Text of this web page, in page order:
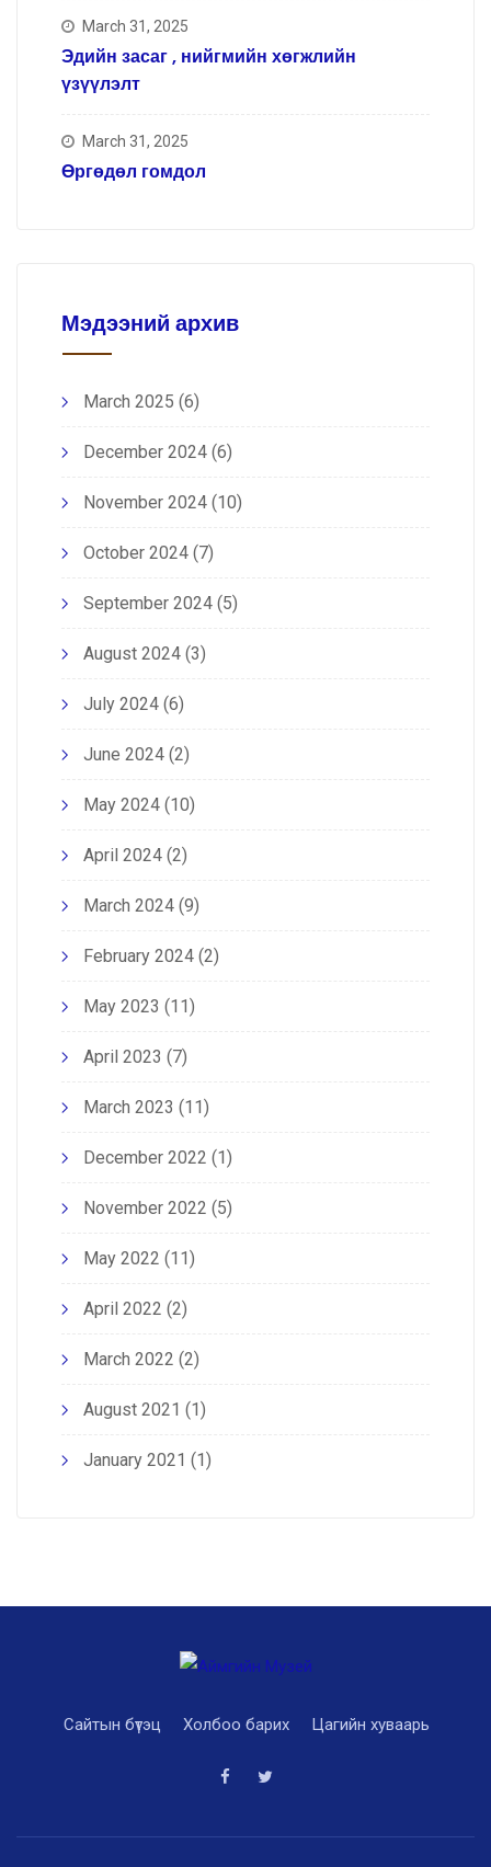
March 31, 2025
Эдийн засаг , нийгмийн хөгжлийн
үзүүлэлт
March 31, 2025
Өргөдөл гомдол
Мэдээний архив
March 2025 (6)
December 2024 (6)
November 2024 (10)
October 2024 (7)
September 2024 (5)
August 2024 (3)
July 2024 (6)
June 2024 (2)
May 2024 (10)
April 2024 (2)
March 2024 (9)
February 2024 (2)
May 2023 (11)
April 2023 (7)
March 2023 (11)
December 2022 (1)
November 2022 (5)
May 2022 (11)
April 2022 (2)
March 2022 (2)
August 2021 (1)
January 2021 (1)
Сайтын бүтэц Холбоо барих Цагийн хуваарь